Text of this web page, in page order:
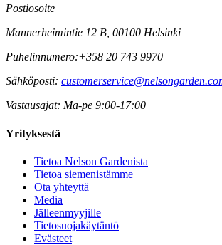
Postiosoite
Mannerheimintie 12 B, 00100 Helsinki
Puhelinnumero:+358 20 743 9970
Sähköposti:
Vastausajat: Ma-pe 9:00-17:00
Yrityksestä
Tietoa Nelson Gardenista
Tietoa siemenistämme
Ota yhteyttä
Media
Jälleenmyyjille
Tietosuojakäytäntö
Evästeet